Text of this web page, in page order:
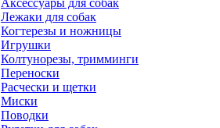
Аксессуары для собак
Лежаки для собак
Когтерезы и ножницы
Игрушки
Колтунорезы, тримминги
Переноски
Расчески и щетки
Миски
Поводки